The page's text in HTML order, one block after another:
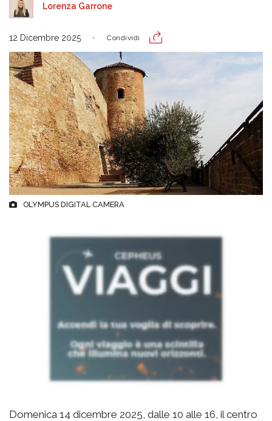
Lorenza Garrone
12 Dicembre 2025 Condividi
OLYMPUS DIGITAL CAMERA
Domenica 14 dicembre 2025, dalle 10 alle 16, il centro